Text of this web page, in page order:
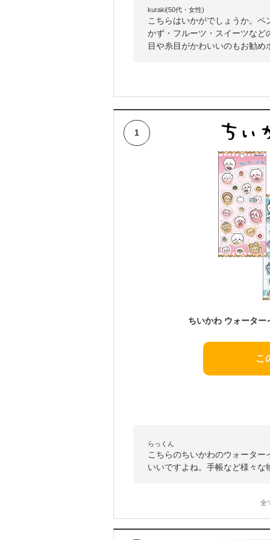
kuraki(50代・女性)
こちらはいかがでしょうか。
かず・フルーツ・スイーツな
目や糸目がかわいいのもお勧
1
こ
らっくん
こちらのちいかわのウォータ
いいですよね。手帳など様々
全